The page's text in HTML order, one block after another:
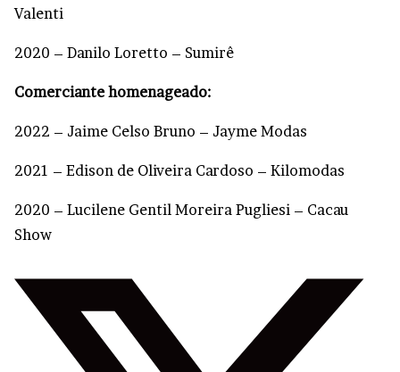
Valenti
2020 – Danilo Loretto – Sumirê
Comerciante homenageado:
2022 – Jaime Celso Bruno – Jayme Modas
2021 – Edison de Oliveira Cardoso – Kilomodas
2020 – Lucilene Gentil Moreira Pugliesi – Cacau
Show